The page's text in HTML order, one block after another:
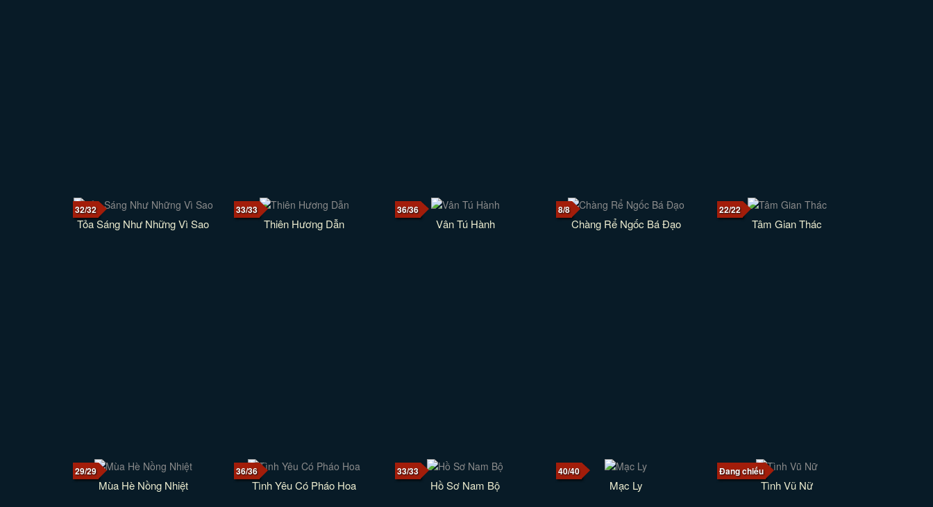
32/32
Tỏa Sáng Như Những Vì Sao
33/33
Thiên Hương Dẫn
36/36
Vân Tú Hành
8/8
Chàng Rể Ngốc Bá Đạo
22/22
Tâm Gian Thác
29/29
Mùa Hè Nồng Nhiệt
36/36
Tình Yêu Có Pháo Hoa
33/33
Hồ Sơ Nam Bộ
40/40
Mạc Ly
Đang chiếu
Tình Vũ Nữ